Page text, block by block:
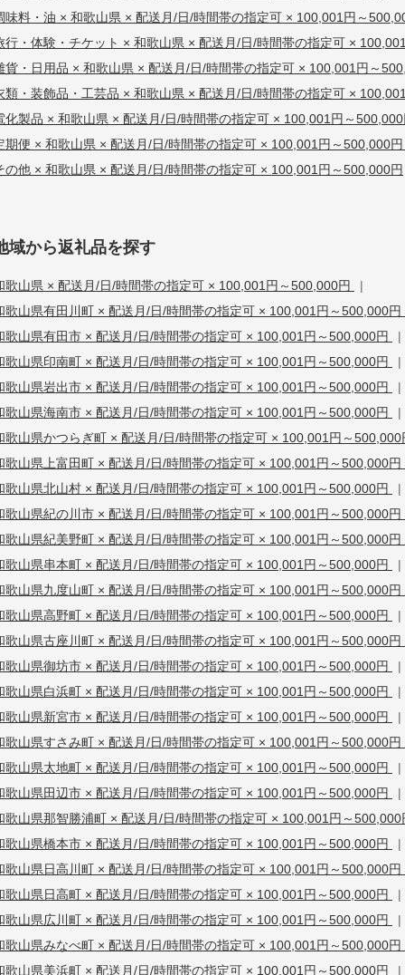
味料・油 × 和歌山県 × 配送月/日/時間帯の指定可 × 100,001円～
行・体験・チケット × 和歌山県 × 配送月/日/時間帯の指定可 ×
貨・日用品 × 和歌山県 × 配送月/日/時間帯の指定可 × 100,001円～
類・装飾品・工芸品 × 和歌山県 × 配送月/日/時間帯の指定可 ×
化製品 × 和歌山県 × 配送月/日/時間帯の指定可 × 100,001円～
期便 × 和歌山県 × 配送月/日/時間帯の指定可 × 100,001円～500,000
の他 × 和歌山県 × 配送月/日/時間帯の指定可 × 100,001円～500,000円
域から返礼品を探す
歌山県 × 配送月/日/時間帯の指定可 × 100,001円～500,000円
|
歌山県有田川町 × 配送月/日/時間帯の指定可 × 100,001円～500,000円
歌山県有田市 × 配送月/日/時間帯の指定可 × 100,001円～500,000円
|
歌山県印南町 × 配送月/日/時間帯の指定可 × 100,001円～500,000円
|
歌山県岩出市 × 配送月/日/時間帯の指定可 × 100,001円～500,000円
|
歌山県海南市 × 配送月/日/時間帯の指定可 × 100,001円～500,000円
|
歌山県かつらぎ町 × 配送月/日/時間帯の指定可 × 100,001円～
歌山県上富田町 × 配送月/日/時間帯の指定可 × 100,001円～500,000円
歌山県北山村 × 配送月/日/時間帯の指定可 × 100,001円～500,000円
|
歌山県紀の川市 × 配送月/日/時間帯の指定可 × 100,001円～500,000円
歌山県紀美野町 × 配送月/日/時間帯の指定可 × 100,001円～500,000円
歌山県串本町 × 配送月/日/時間帯の指定可 × 100,001円～500,000円
|
歌山県九度山町 × 配送月/日/時間帯の指定可 × 100,001円～500,000円
歌山県高野町 × 配送月/日/時間帯の指定可 × 100,001円～500,000円
|
歌山県古座川町 × 配送月/日/時間帯の指定可 × 100,001円～500,000円
歌山県御坊市 × 配送月/日/時間帯の指定可 × 100,001円～500,000円
|
歌山県白浜町 × 配送月/日/時間帯の指定可 × 100,001円～500,000円
|
歌山県新宮市 × 配送月/日/時間帯の指定可 × 100,001円～500,000円
|
歌山県すさみ町 × 配送月/日/時間帯の指定可 × 100,001円～500,000円
歌山県太地町 × 配送月/日/時間帯の指定可 × 100,001円～500,000円
|
歌山県田辺市 × 配送月/日/時間帯の指定可 × 100,001円～500,000円
|
歌山県那智勝浦町 × 配送月/日/時間帯の指定可 × 100,001円～
歌山県橋本市 × 配送月/日/時間帯の指定可 × 100,001円～500,000円
|
歌山県日高川町 × 配送月/日/時間帯の指定可 × 100,001円～500,000円
歌山県日高町 × 配送月/日/時間帯の指定可 × 100,001円～500,000円
|
歌山県広川町 × 配送月/日/時間帯の指定可 × 100,001円～500,000円
|
歌山県みなべ町 × 配送月/日/時間帯の指定可 × 100,001円～500,000円
歌山県美浜町 × 配送月/日/時間帯の指定可 × 100,001円～500,000円
|